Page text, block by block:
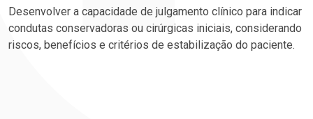
Desenvolver a capacidade de julgamento clínico para indicar
condutas conservadoras ou cirúrgicas iniciais, considerando
riscos, benefícios e critérios de estabilização do paciente.